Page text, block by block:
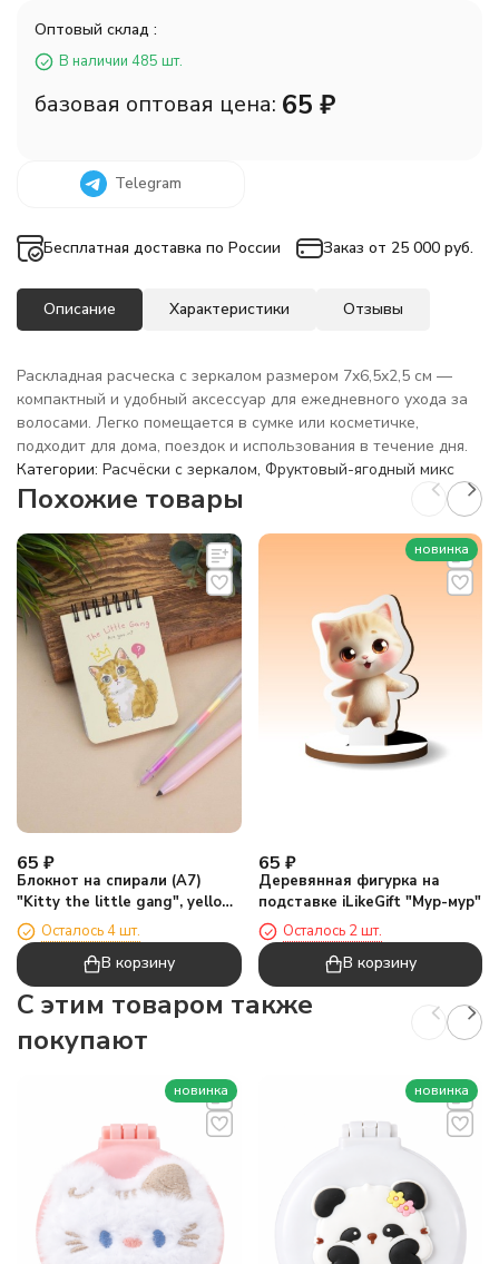
Оптовый склад :
В наличии 485 шт.
базовая оптовая цена: 65 ₽
Telegram
Бесплатная доставка по России Заказ от 25 000 руб.
Описание Характеристики Отзывы
Раскладная расческа с зеркалом размером 7х6,5х2,5 см —
компактный и удобный аксессуар для ежедневного ухода за
волосами. Легко помещается в сумке или косметичке,
подходит для дома, поездок и использования в течение дня.
Категории: Расчёски с зеркалом, Фруктовый-ягодный микс
Похожие товары
65 ₽
Блокнот на спирали (А7)
"Kitty the little gang", yellow
(10.5*7.5)
Осталось 4 шт.
В корзину
новинка
65 ₽
Деревянная фигурка на
подставке iLikeGift "Мур-мур"
Осталось 2 шт.
В корзину
C этим товаром также
покупают
новинка новинка